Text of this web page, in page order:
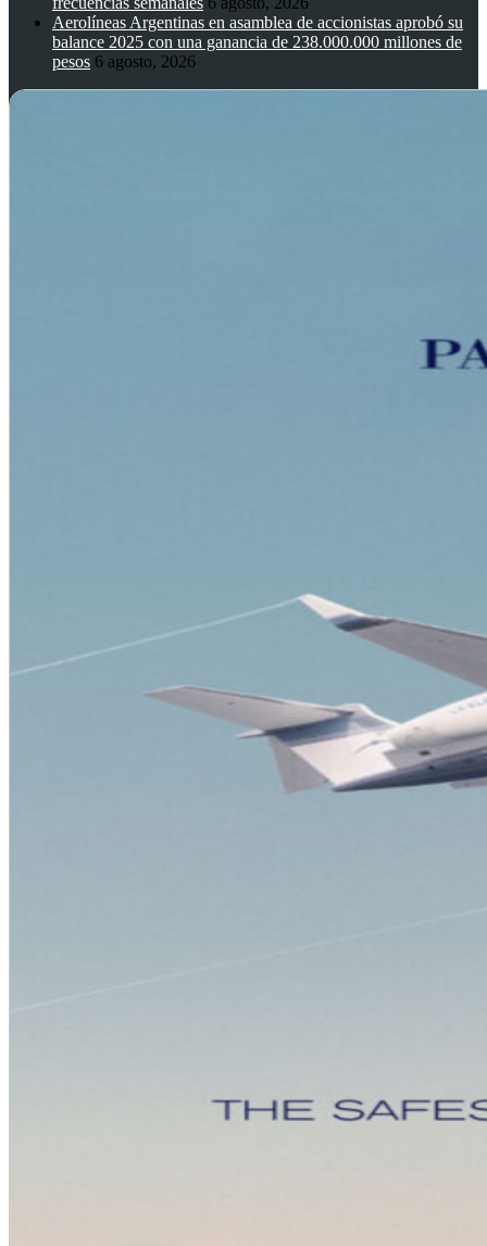
Aerolíneas Argentinas en asamblea de accionistas aprobó su
balance 2025 con una ganancia de 238.000.000 millones de
pesos 6 agosto, 2026